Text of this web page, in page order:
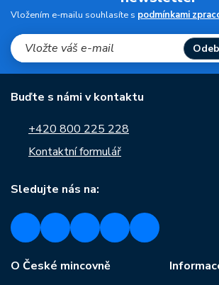
Vložením e-mailu souhlasíte s podmínkami
Buďte s námi v kontaktu
+420 800 225 228
Kontaktní formulář
Sledujte nás na:
O České mincovně